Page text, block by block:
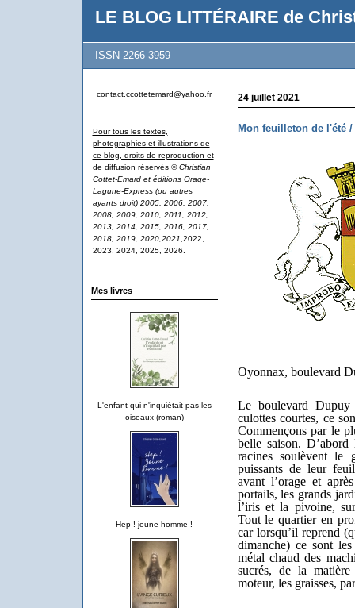
LE BLOG LITTÉRAIRE de
ISSN 2266-3959
contact.ccottetemard@yahoo.fr
Pour tous les textes,
photographies et illustrations de
ce blog, droits de reproduction et
de diffusion réservés © Christian
Cottet-Emard et éditions Orage-
Lagune-Express (ou autres
ayants droit) 2005, 2006, 2007,
2008, 2009, 2010, 2011, 2012,
2013, 2014, 2015, 2016, 2017,
2018, 2019, 2020,2021 ,2022,
2023, 2024, 2025, 2026.
Mes livres
L'enfant qui n'inquiétait pas les
oiseaux (roman)
Hep ! jeune homme !
24 juillet 2021
Mon feuilleton de l'été
Oyonnax, boulevard
Le boulevard Dupuy
culottes courtes, ce
Commençons par le
belle saison.
racines soulèvent le
puissants de leur
avant l’orage et
portails, les grands
l’iris et la pivoine,
Tout le quartier en
car lorsqu’il reprend
dimanche) ce sont
métal chaud des
sucrés, de la
moteur, les graisses,